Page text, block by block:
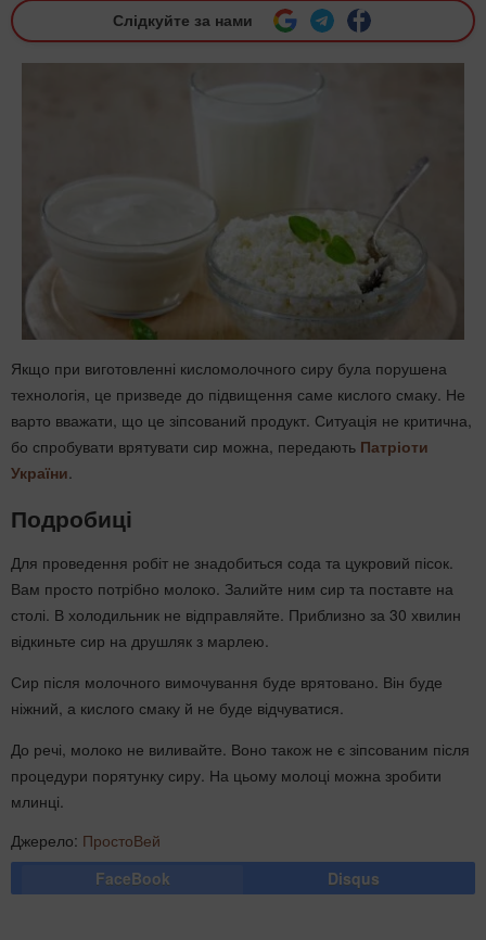
Слідкуйте за нами
Якщо при виготовленні кисломолочного сиру була порушена
технологія, це призведе до підвищення саме кислого смаку. Не
варто вважати, що це зіпсований продукт. Ситуація не критична,
бо спробувати врятувати сир можна, передають Патріоти
України.
Подробиці
Для проведення робіт не знадобиться сода та цукровий пісок.
Вам просто потрібно молоко. Залийте ним сир та поставте на
столі. В холодильник не відправляйте. Приблизно за 30 хвилин
відкиньте сир на друшляк з марлею.
Сир після молочного вимочування буде врятовано. Він буде
ніжний, а кислого смаку й не буде відчуватися.
До речі, молоко не виливайте. Воно також не є зіпсованим після
процедури порятунку сиру. На цьому молоці можна зробити
млинці.
Джерело: ПростоВей
FaceBook
Disqus